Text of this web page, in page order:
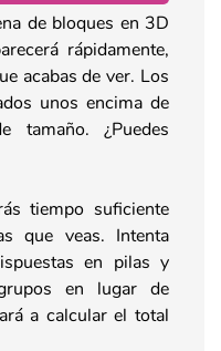
de bloques en 3D
rápidamente,
acabas de ver. Los
unos encima de
tamaño. ¿Puedes
tiempo suficiente
que veas. Intenta
en pilas y
en lugar de
a calcular el total